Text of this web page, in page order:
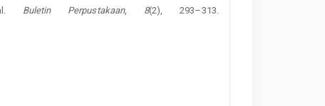
Buletin Perpustakaan, 8(2), 293–313.